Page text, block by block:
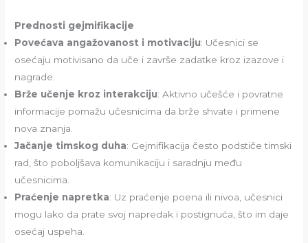
Prednosti gejmifikacije
Povećava angažovanost i motivaciju: Učesnici se
osećaju motivisano da uče i završe zadatke kroz izazove i
nagrade.
Brže učenje kroz interakciju: Aktivno učešće i povratne
informacije pomažu učesnicima da brže shvate i primene
nova znanja.
Jačanje timskog duha: Gejmifikacija često podstiče timski
rad, što poboljšava komunikaciju i saradnju među
učesnicima.
Praćenje napretka: Uz praćenje poena ili nivoa, učesnici
mogu lako da prate svoj napredak i postignuća, što im daje
osećaj uspeha.